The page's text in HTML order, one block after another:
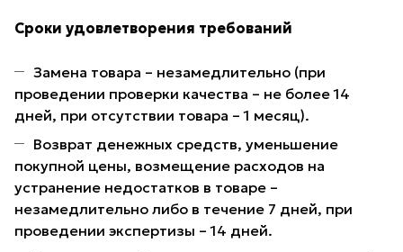
Сроки удовлетворения требований
Замена товара – незамедлительно (при
проведении проверки качества – не более 14
дней, при отсутствии товара – 1 месяц).
Возврат денежных средств, уменьшение
покупной цены, возмещение расходов на
устранение недостатков в товаре –
незамедлительно либо в течение 7 дней, при
проведении экспертизы – 14 дней.